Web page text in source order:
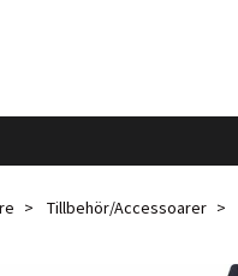
Tillbehör/Accessoarer